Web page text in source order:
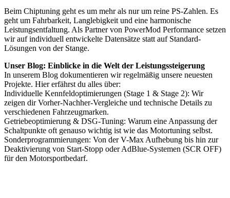
Beim Chiptuning geht es um mehr als nur um reine PS-Zahlen. Es
geht um Fahrbarkeit, Langlebigkeit und eine harmonische
Leistungsentfaltung. Als Partner von PowerMod Performance setzen
wir auf individuell entwickelte Datensätze statt auf Standard-
Lösungen von der Stange.
Unser Blog: Einblicke in die Welt der Leistungssteigerung
In unserem Blog dokumentieren wir regelmäßig unsere neuesten
Projekte. Hier erfährst du alles über:
Individuelle Kennfeldoptimierungen (Stage 1 & Stage 2): Wir
zeigen dir Vorher-Nachher-Vergleiche und technische Details zu
verschiedenen Fahrzeugmarken.
Getriebeoptimierung & DSG-Tuning: Warum eine Anpassung der
Schaltpunkte oft genauso wichtig ist wie das Motortuning selbst.
Sonderprogrammierungen: Von der V-Max Aufhebung bis hin zur
Deaktivierung von Start-Stopp oder AdBlue-Systemen (SCR OFF)
für den Motorsportbedarf.